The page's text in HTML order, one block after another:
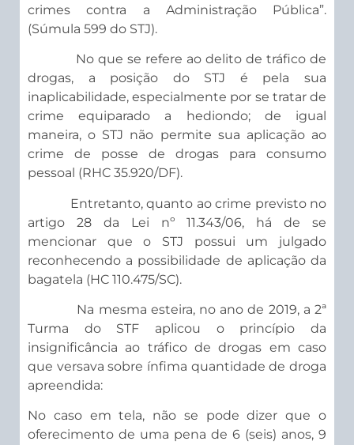
crimes contra a Administração Pública”.
(Súmula 599 do STJ).
No que se refere ao delito de tráfico de
drogas, a posição do STJ é pela sua
inaplicabilidade, especialmente por se tratar de
crime equiparado a hediondo; de igual
maneira, o STJ não permite sua aplicação ao
crime de posse de drogas para consumo
pessoal (RHC 35.920/DF).
Entretanto, quanto ao crime previsto no
artigo 28 da Lei nº 11.343/06, há de se
mencionar que o STJ possui um julgado
reconhecendo a possibilidade de aplicação da
bagatela (HC 110.475/SC).
Na mesma esteira, no ano de 2019, a 2ª
Turma do STF aplicou o princípio da
insignificância ao tráfico de drogas em caso
que versava sobre ínfima quantidade de droga
apreendida:
No caso em tela, não se pode dizer que o
oferecimento de uma pena de 6 (seis) anos, 9